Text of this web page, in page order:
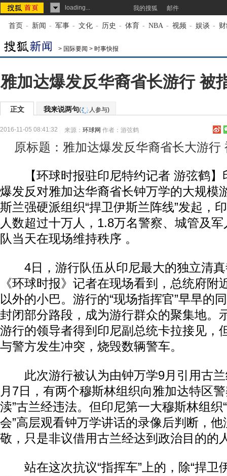
loading... 我的搜狐 邮件
首页 - 新闻 - 军事 - 文化 - 历史 - 体育 - NBA - 视频 - 娱谈 -
> 国际要闻 > 时事快报
雅加达爆发反华裔省长游行 被
正文 我来说两句( 人参与)
2016-11-05 08:41:32 来源： 环球网 作者：游弦鹤
原标题：雅加达爆发反华裔省长大游行
【环球时报驻印尼特约记者 游弦鹤】
爆发反对雅加达华裔省长钟万学的大规模
斯兰强硬派组织“捍卫伊斯兰阵线”发起，
人数超过十万人，1.8万名警察、城管及
队当天在现场维持秩序 。
4日，游行队伍从印尼最大的独立清真
《环球时报》记者在现场看到，总统府附
以外的小巴。游行的“现场指挥官”早早的
封闭部分路段，成为游行群众的聚集地。
游行的领导者得到印尼副总统卡拉接见，
与警方发生冲突，烧毁数辆警车。
此次游行被认为由钟万学9月引用古兰
月7日，有两个穆斯林组织向雅加达特区
渎”古兰经违法。但印尼第一大穆斯林组织
会”高层观看钟万学讲话的录像后判断，
敬，只是非议借用古兰经达到政治目的的
站在这次抗议“指挥车”上的，除“捍卫